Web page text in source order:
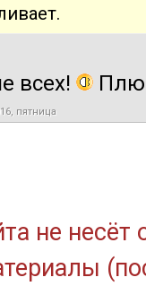
всех!
пятница
не